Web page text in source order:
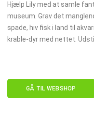
Hjælp Lily med at samle
museum. Grav det
spade, hiv fisk i land til
krable-dyr med nettet.
GÅ TIL WEBSHOP